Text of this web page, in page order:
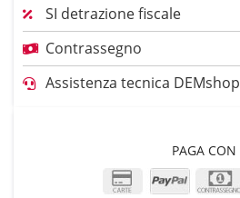
SI detrazione fiscale
Contrassegno
Assistenza tecnica DEMshop
PAGA CON